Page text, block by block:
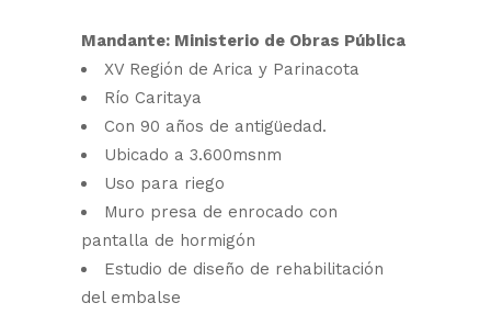
Mandante: Ministerio de Obras Pública
XV Región de Arica y Parinacota
Río Caritaya
Con 90 años de antigüedad.
Ubicado a 3.600msnm
Uso para riego
Muro presa de enrocado con
pantalla de hormigón
Estudio de diseño de rehabilitación
del embalse